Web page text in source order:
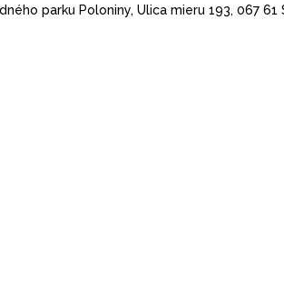
parku Poloniny, Ulica mieru 193, 067